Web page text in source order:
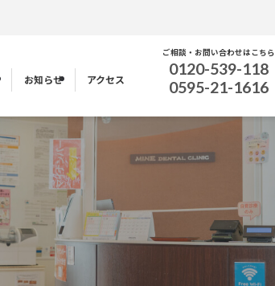
お知らせ アクセス
ご相談・お問い合わせはこちら
0120-539-118
0595-21-1616